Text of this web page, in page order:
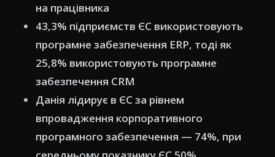
на працівника
43,3% підприємств ЄС використовують
програмне забезпечення ERP, тоді як
25,8% використовують програмне
забезпечення CRM
Данія лідирує в ЄС за рівнем
впровадження корпоративного
програмного забезпечення — 74%, при